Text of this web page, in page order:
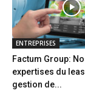
ENTREPRISES
Factum Group:
expertises du
gestion de...